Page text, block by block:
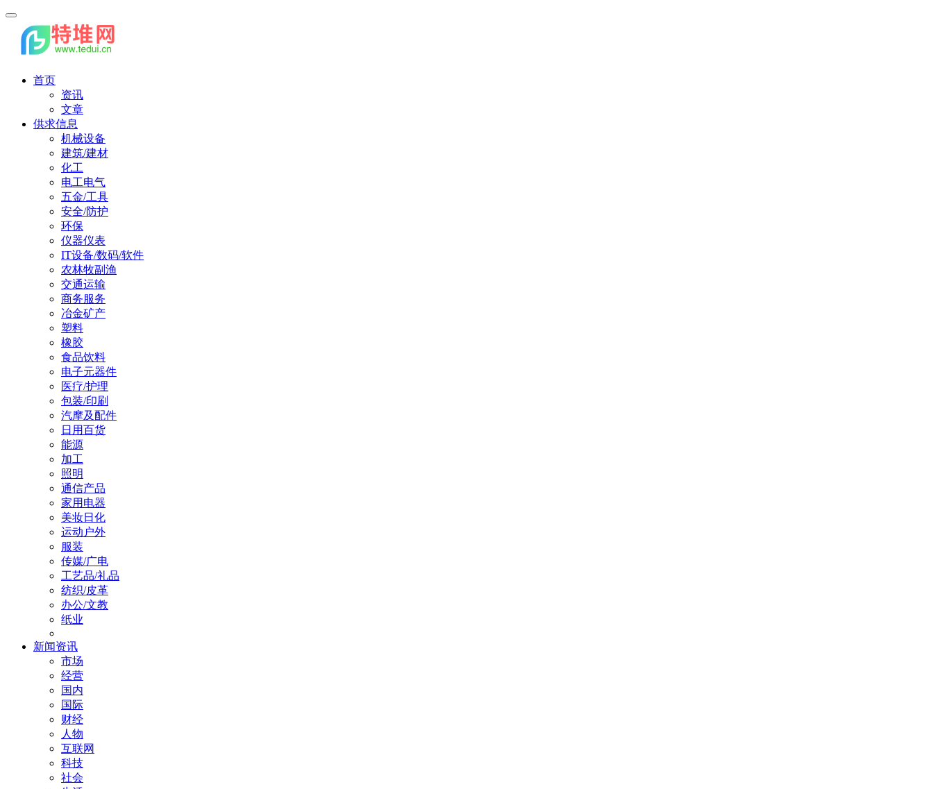
首页
资讯
文章
供求信息
机械设备
建筑/建材
化工
电工电气
五金/工具
安全/防护
环保
仪器仪表
IT设备/数码/软件
农林牧副渔
交通运输
商务服务
冶金矿产
塑料
橡胶
食品饮料
电子元器件
医疗/护理
包装/印刷
汽摩及配件
日用百货
能源
加工
照明
通信产品
家用电器
美妆日化
运动户外
服装
传媒/广电
工艺品/礼品
纺织/皮革
办公/文教
纸业
新闻资讯
市场
经营
国内
国际
财经
人物
互联网
科技
社会